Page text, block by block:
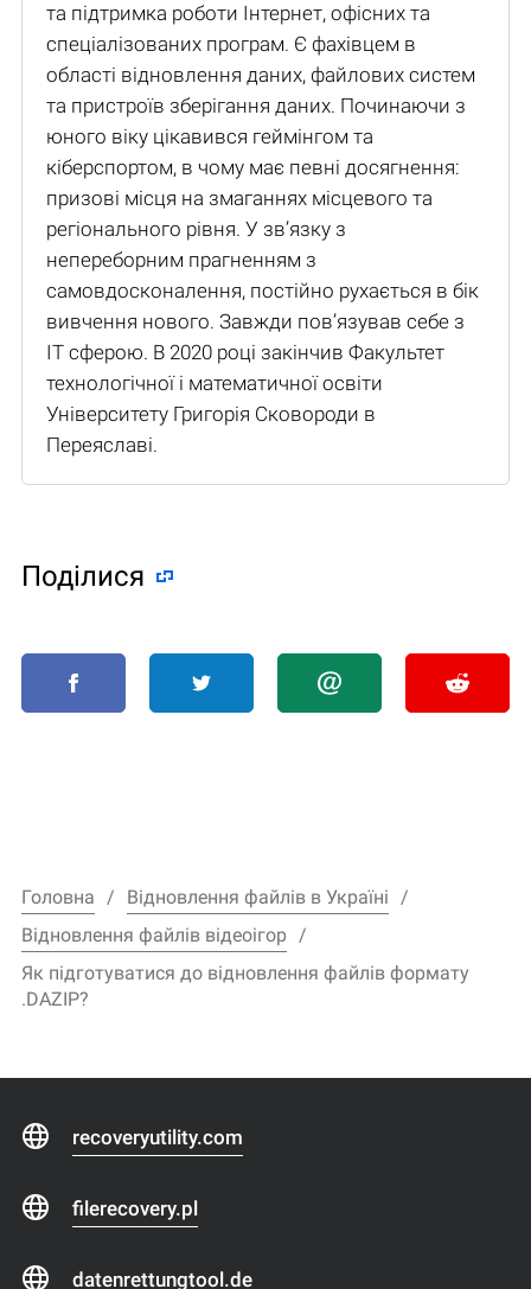
та підтримка роботи Інтернет, офісних та
спеціалізованих програм. Є фахівцем в
області відновлення даних, файлових систем
та пристроїв зберігання даних. Починаючи з
юного віку цікавився геймінгом та
кіберспортом, в чому має певні досягнення:
призові місця на змаганнях місцевого та
регіонального рівня. У зв’язку з
непереборним прагненням з
самовдосконалення, постійно рухається в бік
вивчення нового. Завжди пов’язував себе з
IT сферою. В 2020 році закінчив Факультет
технологічної і математичної освіти
Університету Григорія Сковороди в
Переяславі.
Поділися
Головна
Відновлення файлів в Україні
Відновлення файлів відеоігор
Як підготуватися до відновлення файлів формату
.DAZIP?
recoveryutility.com
filerecovery.pl
datenrettungtool.de